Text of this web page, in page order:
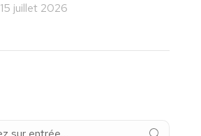
15 juillet 2026